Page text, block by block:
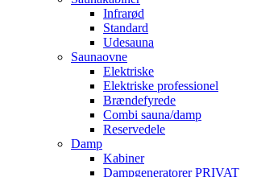
Infrarød
Standard
Udesauna
Saunaovne
Elektriske
Elektriske professionel
Brændefyrede
Combi sauna/damp
Reservedele
Damp
Kabiner
Dampgeneratorer PRIVAT